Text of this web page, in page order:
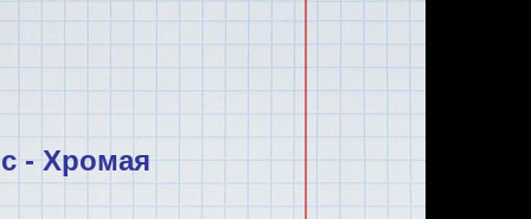
- Хромая